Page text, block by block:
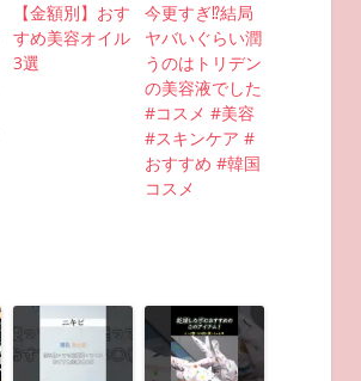
【金額別】おす
すめ美容オイル
3選
今更すぎ⁉︎結局
ヤバいぐらい潤
うのはトリデン
の美容液でした
#コスメ #美容
#スキンケア #
おすすめ #韓国
コスメ